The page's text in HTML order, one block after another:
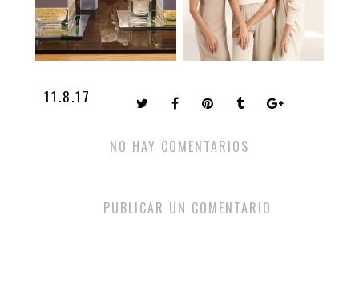
11.8.17
NO HAY COMENTARIOS
PUBLICAR UN COMENTARIO